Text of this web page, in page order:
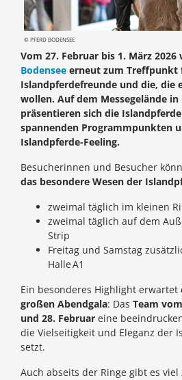
© PFERD BODENSEE
Vom 27. Februar bis 1. März 2026
Bodensee erneut zum Treffpunkt
Islandpferdefreunde und die, die
wollen. Auf dem Messegelände
präsentieren sich die
spannenden Programmpunkten
Islandpferde-Feeling.
Besucherinnen und Besucher
das besondere Wesen der
zweimal täglich im kleinen
zweimal täglich auf dem
Strip
Freitag und Samstag
Halle A1
Ein besonderes Highlight erwartet
großen Abendgala: Das Team
und 28. Februar eine
die Vielseitigkeit und Eleganz der
setzt.
Auch abseits der Ringe gibt es viel